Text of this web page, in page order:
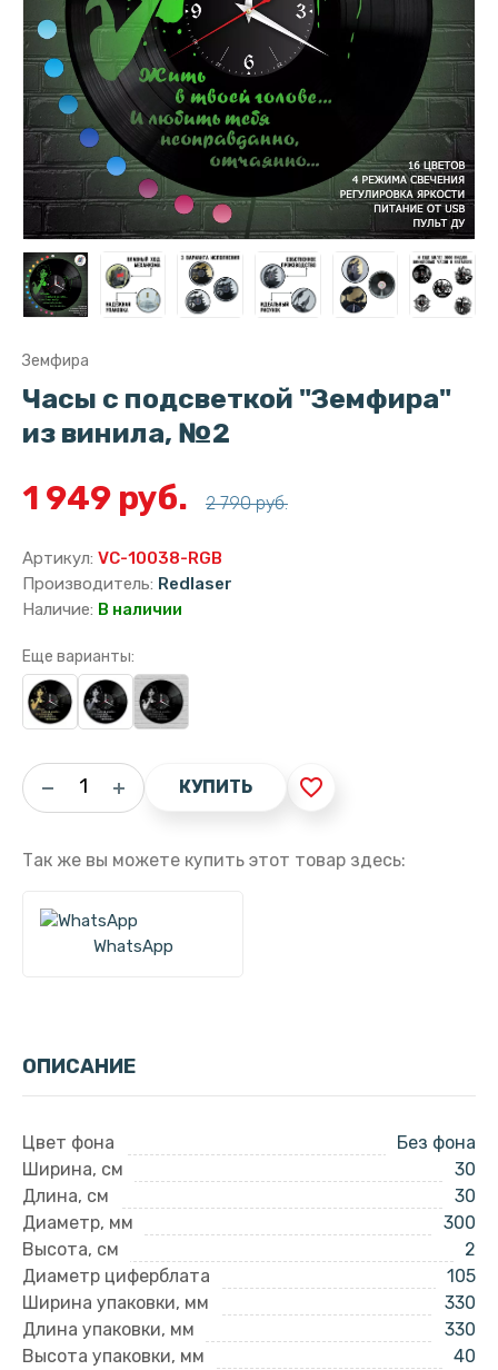
Земфира
Часы с подсветкой "Земфира"
из винила, №2
1 949 руб. 2 790 руб.
Артикул: VC-10038-RGB
Производитель: Redlaser
Наличие: В наличии
Еще варианты:
КУПИТЬ favorite_border
Так же вы можете купить этот товар здесь:
WhatsApp
ОПИСАНИЕ
Цвет фона
Без фона
Ширина, см
30
Длина, см
30
Диаметр, мм
300
Высота, см
2
Диаметр циферблата
105
Ширина упаковки, мм
330
Длина упаковки, мм
330
Высота упаковки, мм
40